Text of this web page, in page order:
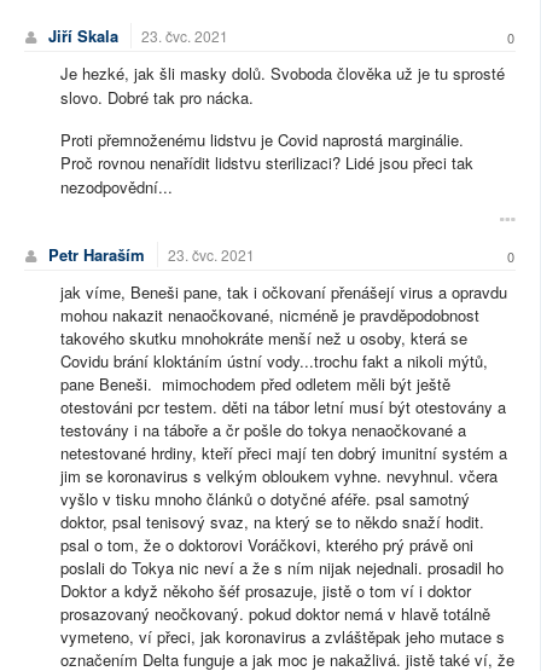
Jiří Skala 23. čvc. 2021 0
Je hezké, jak šli masky dolů. Svoboda člověka už je tu sprosté
slovo. Dobré tak pro nácka.
Proti přemnoženému lidstvu je Covid naprostá marginálie.
Proč rovnou nenařídit lidstvu sterilizaci? Lidé jsou přeci tak
nezodpovědní...
Petr Haraším 23. čvc. 2021 0
jak víme, Beneši pane, tak i očkovaní přenášejí virus a opravdu
mohou nakazit nenaočkované, nicméně je pravděpodobnost
takového skutku mnohokráte menší než u osoby, která se
Covidu brání kloktáním ústní vody...trochu fakt a nikoli mýtů,
pane Beneši. mimochodem před odletem měli být ještě
otestováni pcr testem. děti na tábor letní musí být otestovány a
testovány i na táboře a čr pošle do tokya nenaočkované a
netestované hrdiny, kteří přeci mají ten dobrý imunitní systém a
jim se koronavirus s velkým obloukem vyhne. nevyhnul. včera
vyšlo v tisku mnoho článků o dotyčné aféře. psal samotný
doktor, psal tenisový svaz, na který se to někdo snaží hodit.
psal o tom, že o doktorovi Voráčkovi, kterého prý právě oni
poslali do Tokya nic neví a že s ním nijak nejednali. prosadil ho
Doktor a když někoho šéf prosazuje, jistě o tom ví i doktor
prosazovaný neočkovaný. pokud doktor nemá v hlavě totálně
vymeteno, ví přeci, jak koronavirus a zvláštěpak jeho mutace s
označením Delta funguje a jak moc je nakažlivá. jistě také ví, že